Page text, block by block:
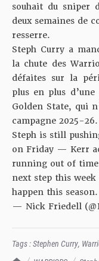
souhait du sniper
deux semaines de
resserre.
Steph Curry a
la chute des
défaites sur la
plus en plus
Golden State, qui
campagne 2025-26.
Steph is still
on Friday — Kerr
running out of
next step this
happen this season.
— Nick Friedell
Tags :Stephen Curry,